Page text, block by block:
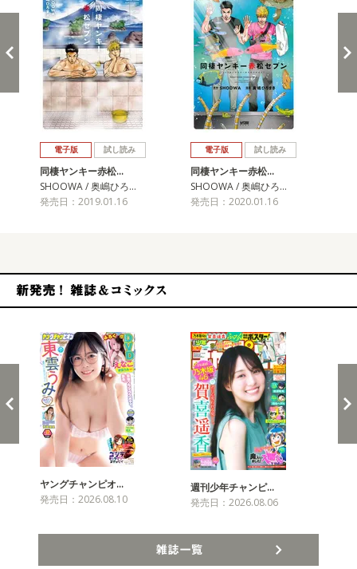
電子版 試し読み
同棲ヤンキー赤松…
SHOOWA / 奥嶋ひろ…
発売日：2019.01.16
電子版 試し読み
同棲ヤンキー赤松…
SHOOWA / 奥嶋ひろ…
発売日：2020.01.16
ヤングチャンピオ…
発売日：2026.08.10
週刊少年チャンピ…
発売日：2026.08.06